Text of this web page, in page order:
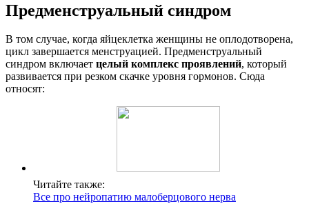
Предменструальный синдром
В том случае, когда яйцеклетка женщины не оплодотворена,
цикл завершается менструацией. Предменструальный
синдром включает целый комплекс проявлений, который
развивается при резком скачке уровня гормонов. Сюда
относят:
Читайте также:
Все про нейропатию малоберцового нерва